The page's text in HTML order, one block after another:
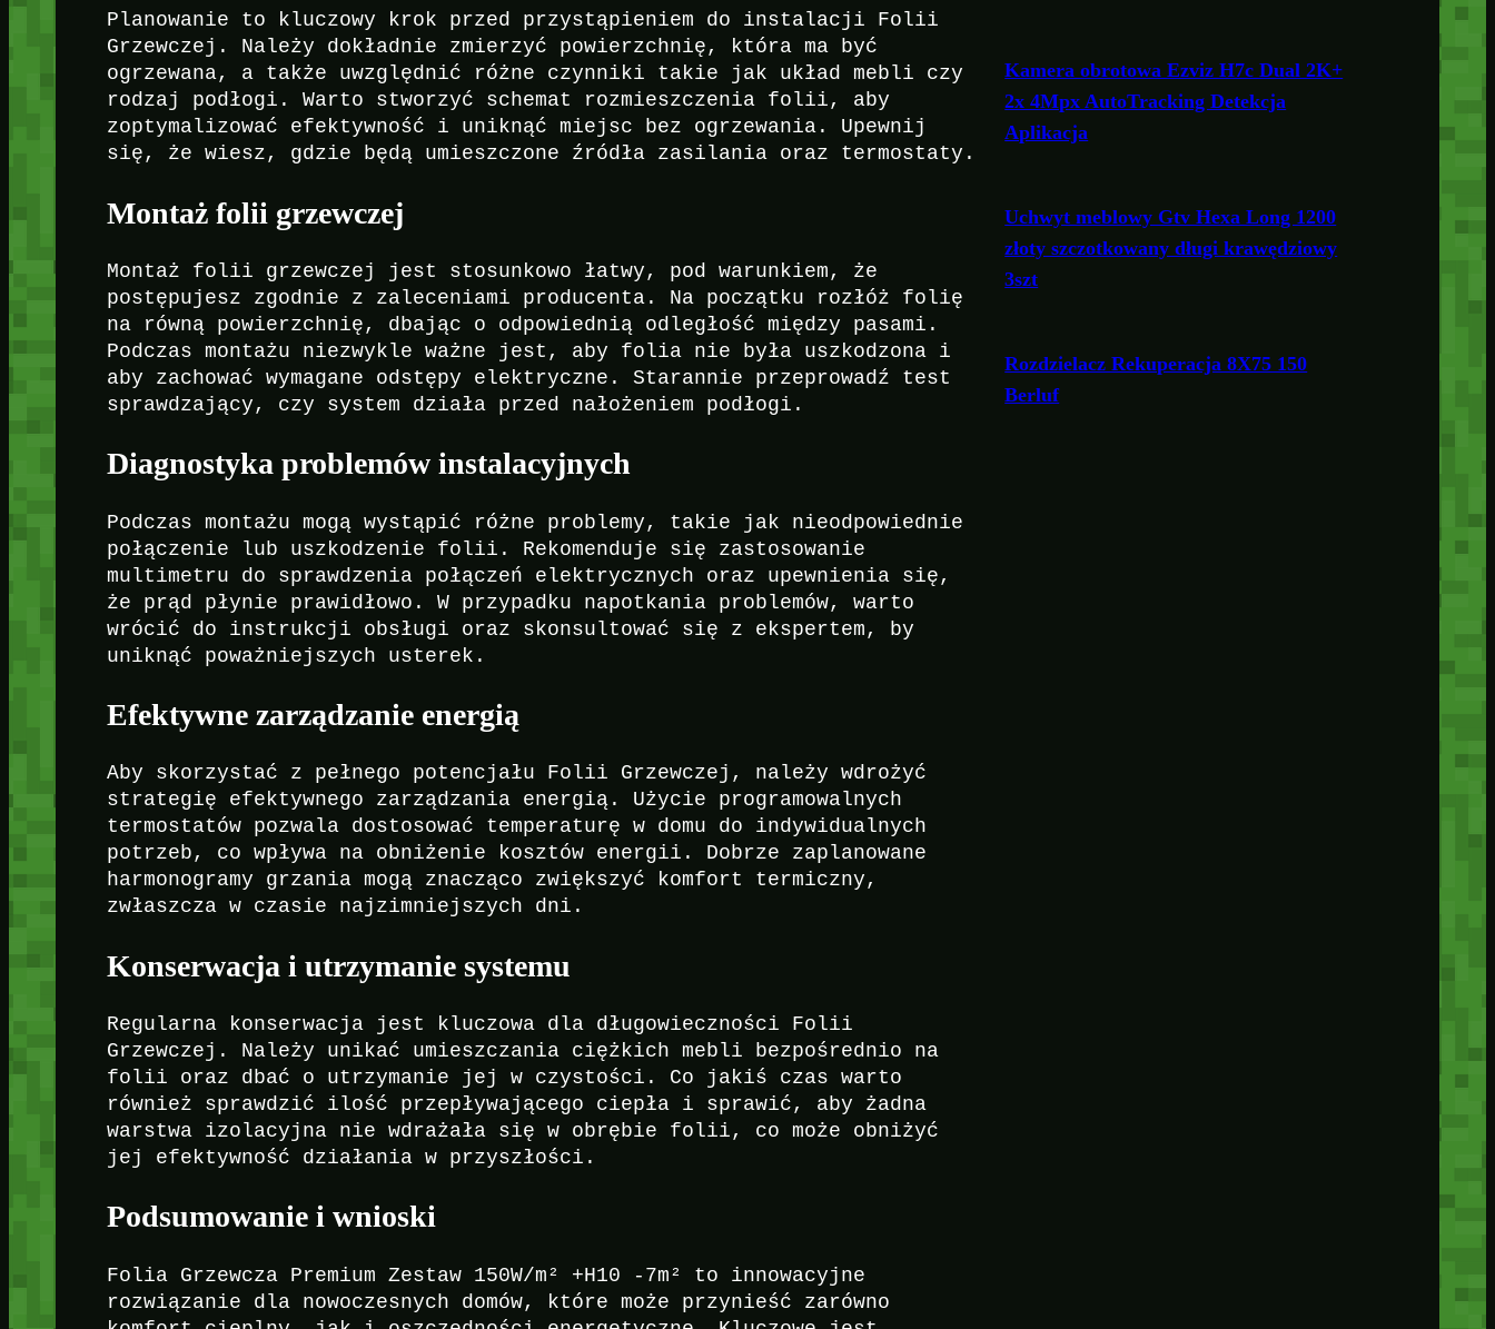
Planowanie to kluczowy krok przed przystąpieniem do instalacji Folii
Grzewczej. Należy dokładnie zmierzyć powierzchnię, która ma być
ogrzewana, a także uwzględnić różne czynniki takie jak układ mebli czy
rodzaj podłogi. Warto stworzyć schemat rozmieszczenia folii, aby
zoptymalizować efektywność i uniknąć miejsc bez ogrzewania. Upewnij
się, że wiesz, gdzie będą umieszczone źródła zasilania oraz termostaty.
Montaż folii grzewczej
Montaż folii grzewczej jest stosunkowo łatwy, pod warunkiem, że
postępujesz zgodnie z zaleceniami producenta. Na początku rozłóż folię
na równą powierzchnię, dbając o odpowiednią odległość między pasami.
Podczas montażu niezwykle ważne jest, aby folia nie była uszkodzona i
aby zachować wymagane odstępy elektryczne. Starannie przeprowadź test
sprawdzający, czy system działa przed nałożeniem podłogi.
Diagnostyka problemów instalacyjnych
Podczas montażu mogą wystąpić różne problemy, takie jak nieodpowiednie
połączenie lub uszkodzenie folii. Rekomenduje się zastosowanie
multimetru do sprawdzenia połączeń elektrycznych oraz upewnienia się,
że prąd płynie prawidłowo. W przypadku napotkania problemów, warto
wrócić do instrukcji obsługi oraz skonsultować się z ekspertem, by
uniknąć poważniejszych usterek.
Efektywne zarządzanie energią
Aby skorzystać z pełnego potencjału Folii Grzewczej, należy wdrożyć
strategię efektywnego zarządzania energią. Użycie programowalnych
termostatów pozwala dostosować temperaturę w domu do indywidualnych
potrzeb, co wpływa na obniżenie kosztów energii. Dobrze zaplanowane
harmonogramy grzania mogą znacząco zwiększyć komfort termiczny,
zwłaszcza w czasie najzimniejszych dni.
Konserwacja i utrzymanie systemu
Regularna konserwacja jest kluczowa dla długowieczności Folii
Grzewczej. Należy unikać umieszczania ciężkich mebli bezpośrednio na
folii oraz dbać o utrzymanie jej w czystości. Co jakiś czas warto
również sprawdzić ilość przepływającego ciepła i sprawić, aby żadna
warstwa izolacyjna nie wdrażała się w obrębie folii, co może obniżyć
jej efektywność działania w przyszłości.
Podsumowanie i wnioski
Folia Grzewcza Premium Zestaw 150W/m² +H10 -7m² to innowacyjne
rozwiązanie dla nowoczesnych domów, które może przynieść zarówno
Kamera obrotowa Ezviz H7c Dual 2K+
2x 4Mpx AutoTracking Detekcja
Aplikacja
Uchwyt meblowy Gtv Hexa Long 1200
złoty szczotkowany długi krawędziowy
3szt
Rozdzielacz Rekuperacja 8X75 150
Berluf